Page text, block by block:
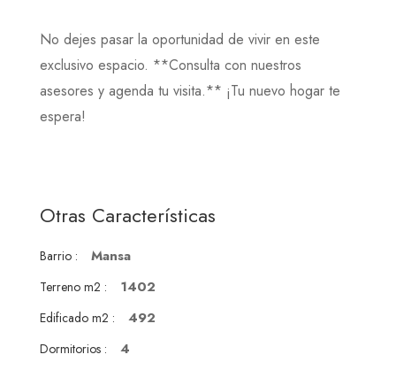
No dejes pasar la oportunidad de vivir en este
exclusivo espacio. **Consulta con nuestros
asesores y agenda tu visita.** ¡Tu nuevo hogar te
espera!
Otras Características
Barrio : Mansa
Terreno m2 : 1402
Edificado m2 : 492
Dormitorios : 4